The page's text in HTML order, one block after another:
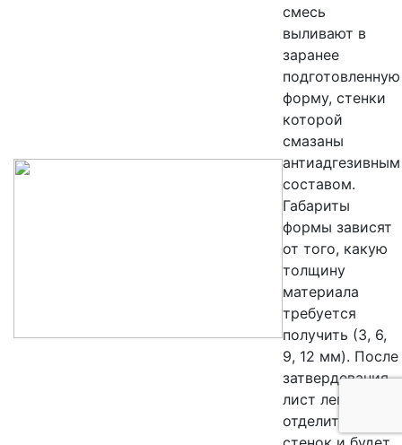
смесь
выливают в
заранее
подготовленную
форму, стенки
которой
смазаны
антиадгезивным
составом.
Габариты
формы зависят
от того, какую
толщину
материала
требуется
получить (3, 6,
9, 12 мм). После
затвердевания
лист легко
отделится от